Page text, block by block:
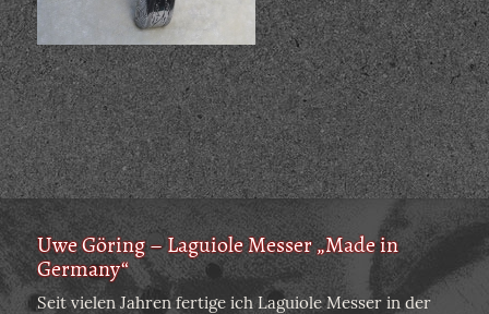
Uwe Göring – Laguiole Messer „Made in
Germany“
Seit vielen Jahren fertige ich Laguiole Messer in der